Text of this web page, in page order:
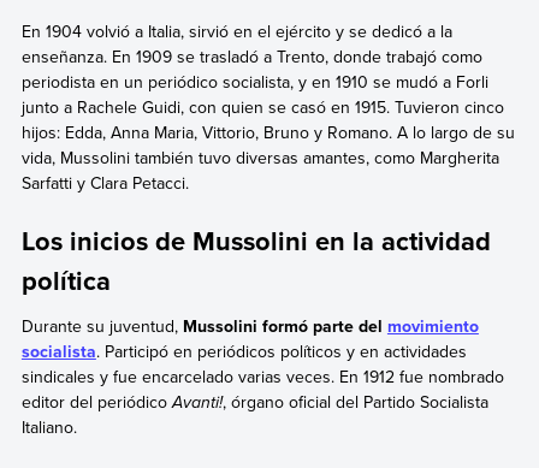
En 1904 volvió a Italia, sirvió en el ejército y se dedicó a la
enseñanza. En 1909 se trasladó a Trento, donde trabajó como
periodista en un periódico socialista, y en 1910 se mudó a Forli
junto a Rachele Guidi, con quien se casó en 1915. Tuvieron cinco
hijos: Edda, Anna Maria, Vittorio, Bruno y Romano. A lo largo de su
vida, Mussolini también tuvo diversas amantes, como Margherita
Sarfatti y Clara Petacci.
Los inicios de Mussolini en la actividad
política
Durante su juventud, Mussolini formó parte del movimiento
socialista. Participó en periódicos políticos y en actividades
sindicales y fue encarcelado varias veces. En 1912 fue nombrado
editor del periódicoAvanti!, órgano oficial del Partido Socialista
Italiano.